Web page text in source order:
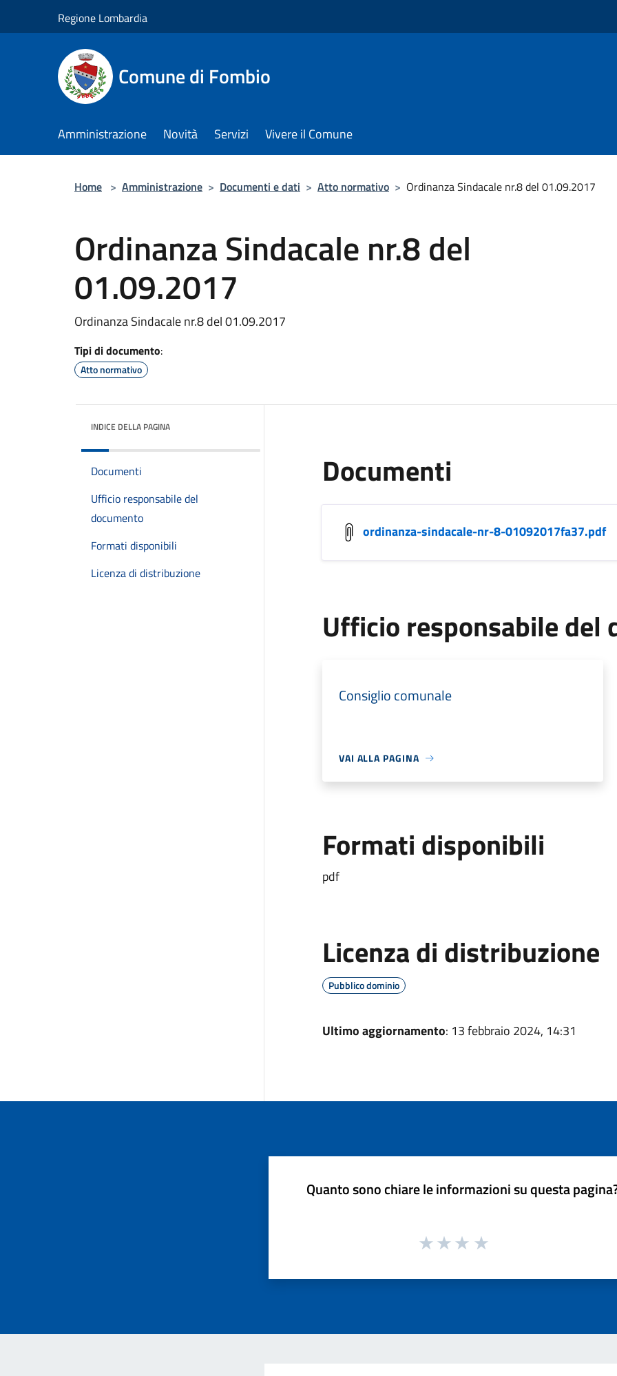
Regione Lombardia
Comune di Fombio
Amministrazione Novità Servizi Vivere il Comune
Home > Amministrazione > Documenti e dati > Atto normativo > Ordinanza Sindacale nr.8 del 01.09.2017
Ordinanza Sindacale nr.8 del
01.09.2017
Ordinanza Sindacale nr.8 del 01.09.2017
Tipi di documento:
Atto normativo
INDICE DELLA PAGINA
Documenti
Ufficio responsabile del
documento
Formati disponibili
Licenza di distribuzione
Documenti
ordinanza-sindacale-nr-8-01092017fa37.pdf
Ufficio responsabile del
Consiglio comunale
VAI ALLA PAGINA
Formati disponibili
pdf
Licenza di distribuzione
Pubblico dominio
Ultimo aggiornamento: 13 febbraio 2024, 14:31
Quanto sono chiare le informazioni su questa